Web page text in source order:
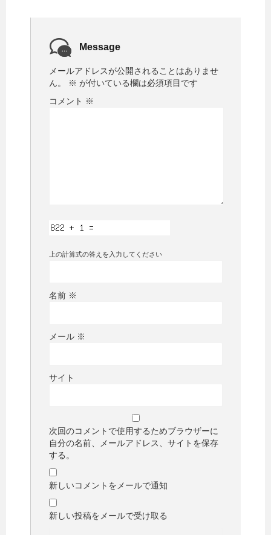
Message
メールアドレスが公開されることはありませ
ん。
※ が付いている欄は必須項目です
コメント ※
上の計算式の答えを入力してください
名前 ※
メール ※
サイト
次回のコメントで使用するためブラウザーに
自分の名前、メールアドレス、サイトを保存
する。
新しいコメントをメールで通知
新しい投稿をメールで受け取る